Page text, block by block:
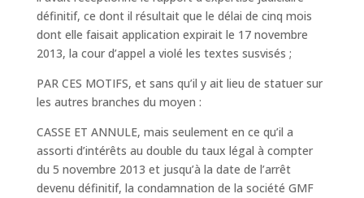
définitif, ce dont il résultait que le délai de cinq mois
dont elle faisait application expirait le 17 novembre
2013, la cour d’appel a violé les textes susvisés ;
PAR CES MOTIFS, et sans qu’il y ait lieu de statuer sur
les autres branches du moyen :
CASSE ET ANNULE, mais seulement en ce qu’il a
assorti d’intérêts au double du taux légal à compter
du 5 novembre 2013 et jusqu’à la date de l’arrêt
devenu définitif, la condamnation de la société GMF